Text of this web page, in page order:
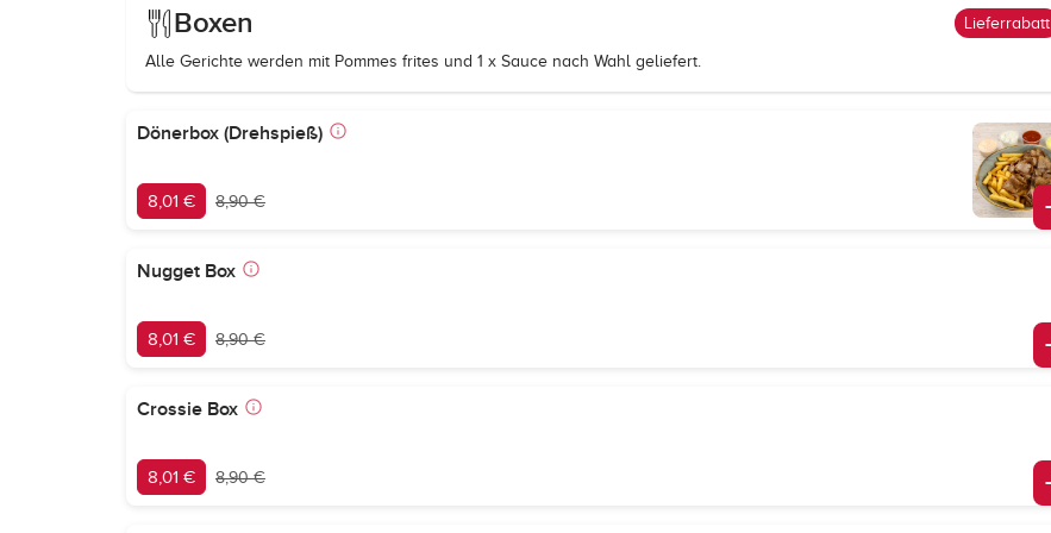
Boxen Lieferrabatt
Alle Gerichte werden mit Pommes frites und 1 x Sauce nach Wahl geliefert.
Dönerbox (Drehspieß)
8,01 € 8,90 €
Nugget Box
8,01 € 8,90 €
Crossie Box
8,01 € 8,90 €